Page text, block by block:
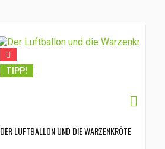
TIPP!
DER LUFTBALLON UND DIE WARZENKRÖTE